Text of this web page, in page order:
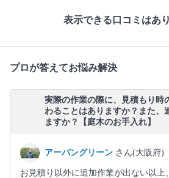
表示できる口コミはあ
プロが答えてお悩み解決
実際の作業の際に、見積もり時
わることはありますか？また、
ますか？【庭木のお手入れ】
アーバングリーン さん(大阪府)
お見積り以外に追加作業が出ない以上